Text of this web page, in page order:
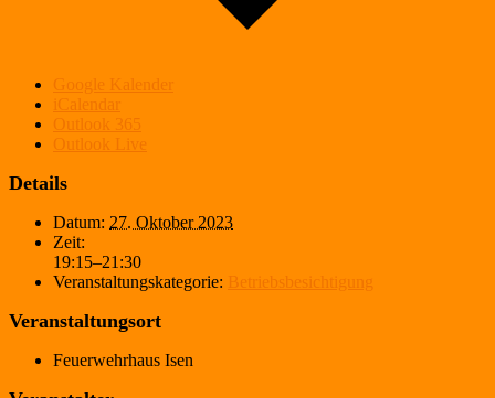
Google Kalender
iCalendar
Outlook 365
Outlook Live
Details
Datum: 27. Oktober 2023
Zeit:
19:15–21:30
Veranstaltungskategorie: Betriebsbesichtigung
Veranstaltungsort
Feuerwehrhaus Isen